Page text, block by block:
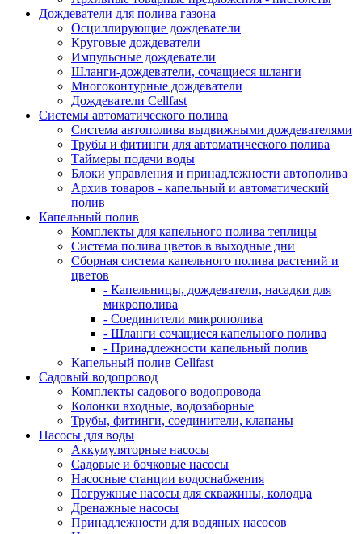
Дождеватели для полива газона
Осциллирующие дождеватели
Круговые дождеватели
Импульсные дождеватели
Шланги-дождеватели, сочащиеся шланги
Многоконтурные дождеватели
Дождеватели Cellfast
Системы автоматического полива
Система автополива выдвижными дождевателями
Трубы и фитинги для автоматического полива
Таймеры подачи воды
Блоки управления и принадлежности автополива
Архив товаров - капельный и автоматический
полив
Капельный полив
Комплекты для капельного полива теплицы
Система полива цветов в выходные дни
Сборная система капельного полива растений и
цветов
- Капельницы, дождеватели, насадки для
микрополива
- Соединители микрополива
- Шланги сочащиеся капельного полива
- Принадлежности капельный полив
Капельный полив Cellfast
Садовый водопровод
Комплекты садового водопровода
Колонки входные, водозаборные
Трубы, фитинги, соединители, клапаны
Насосы для воды
Аккумуляторные насосы
Садовые и бочковые насосы
Насосные станции водоснабжения
Погружные насосы для скважины, колодца
Дренажные насосы
Принадлежности для водяных насосов